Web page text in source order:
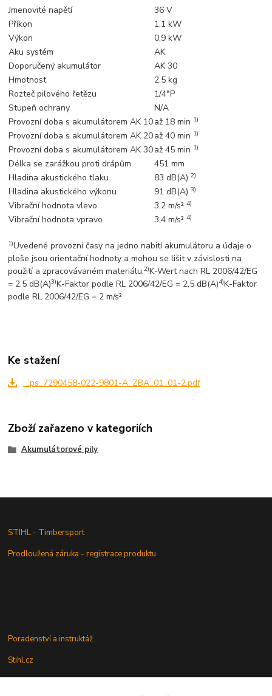
Jmenovité napětí
36 V
Příkon
1,1 kW
Výkon
0,9 kW
Aku systém
AK
Doporučený akumulátor
AK 30
Hmotnost
2,5 kg
Rozteč pilového řetězu
1/4"P
Stupeň ochrany
N/A
Provozní doba s akumulátorem AK 10až 18 min 1)
Provozní doba s akumulátorem AK 20až 40 min 1)
Provozní doba s akumulátorem AK 30až 45 min 1)
Délka se zarážkou proti drápům
451 mm
Hladina akustického tlaku
83 dB(A)2)
Hladina akustického výkonu 91 dB(A)3)
Vibrační hodnota vlevo 3,2 m/s²4)
Vibrační hodnota vpravo 3,4 m/s²4)
1)Uvedené provozní časy na jedno nabití akumulátoru a údaje o
ploše jsou orientační hodnoty a mohou se lišit v závislosti na
použití a zpracovávaném materiálu.2)K-Wert nach RL 2006/42/EG
= 2,5 dB(A)3)K-Faktor podle RL 2006/42/EG = 2,5 dB(A)4)K-Faktor
podle RL 2006/42/EG = 2 m/s²
Ke stažení
_ps_7290458-022-9801-A_ZBA_01_01-2.pdf
Zboží zařazeno v kategoriích
Akumulátorové pily
STIHL - Timbersport
Prodloužená záruka - registrace produktu
Poradenství a instruktáž
Stihl.cz